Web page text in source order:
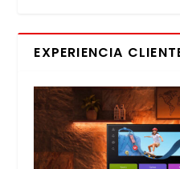
EXPERIENCIA